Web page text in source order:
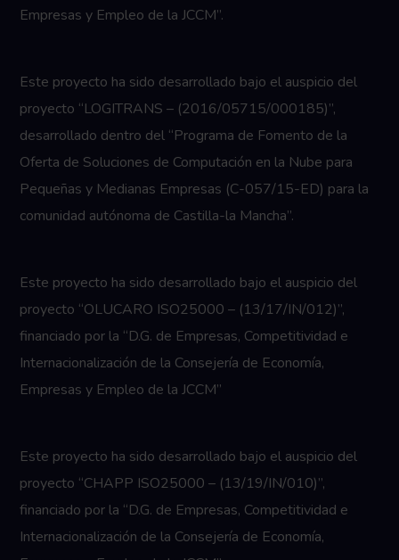
Empresas y Empleo de la JCCM”.
Este proyecto ha sido desarrollado bajo el auspicio del
proyecto “LOGITRANS – (2016/05715/000185)”,
desarrollado dentro del “Programa de Fomento de la
Oferta de Soluciones de Computación en la Nube para
Pequeñas y Medianas Empresas (C-057/15-ED) para la
comunidad autónoma de Castilla-la Mancha”.
Este proyecto ha sido desarrollado bajo el auspicio del
proyecto “OLUCARO ISO25000 – (13/17/IN/012)”,
financiado por la “D.G. de Empresas, Competitividad e
Internacionalización de la Consejería de Economía,
Empresas y Empleo de la JCCM”
Este proyecto ha sido desarrollado bajo el auspicio del
proyecto “CHAPP ISO25000 – (13/19/IN/010)”,
financiado por la “D.G. de Empresas, Competitividad e
Internacionalización de la Consejería de Economía,